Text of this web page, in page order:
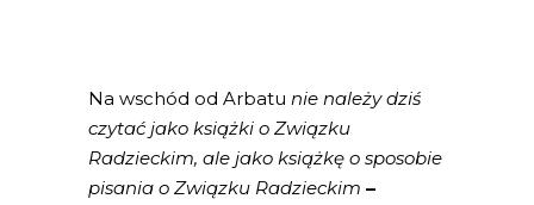
Na wschód od Arbatu nie należy dziś
czytać jako książki o Związku
Radzieckim, ale jako książkę o sposobie
pisania o Związku Radzieckim –